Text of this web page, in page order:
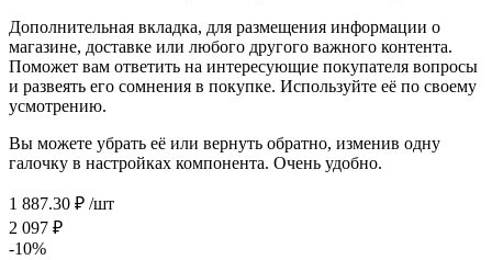
Дополнительная вкладка, для размещения информации о
магазине, доставке или любого другого важного контента.
Поможет вам ответить на интересующие покупателя вопросы
и развеять его сомнения в покупке. Используйте её по своему
усмотрению.
Вы можете убрать её или вернуть обратно, изменив одну
галочку в настройках компонента. Очень удобно.
1 887.30 ₽ /шт
2 097 ₽
-10%